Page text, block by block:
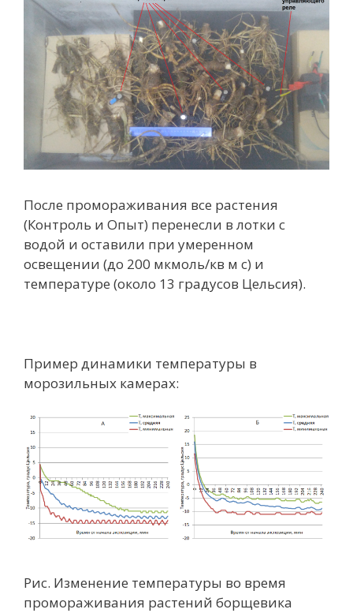
После промораживания все растения
(Контроль и Опыт) перенесли в лотки с
водой и оставили при умеренном
освещении (до 200 мкмоль/кв м с) и
температуре (около 13 градусов Цельсия).
Пример динамики температуры в
морозильных камерах:
Рис. Изменение температуры во время
промораживания растений борщевика